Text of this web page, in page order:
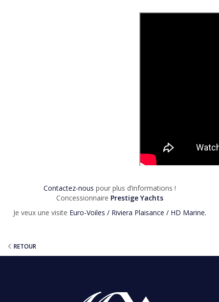
Contactez-nous pour plus d’informations !
Concessionnaire Prestige Yachts
Je veux une visite Euro-Voiles / Riviera Plaisance / HD Marine.
RETOUR